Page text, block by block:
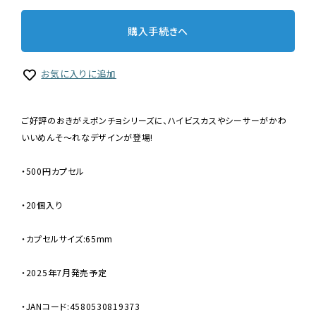
購入手続きへ
お気に入りに追加
ご好評のおきがえポンチョシリーズに、ハイビスカスやシーサーがかわ
いいめんそ〜れなデザインが登場!
・500円カプセル
・20個入り
・カプセルサイズ:65mm
・2025年7月発売予定
・JANコード:4580530819373